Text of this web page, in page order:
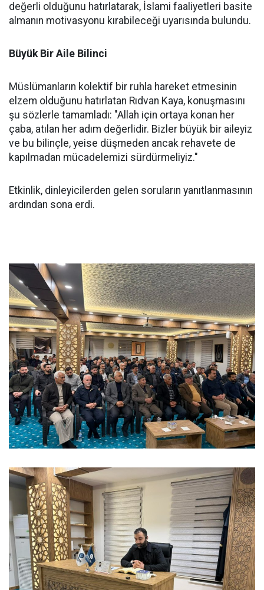
değerli olduğunu hatırlatarak, İslami faaliyetleri basite
almanın motivasyonu kırabileceği uyarısında bulundu.
Büyük Bir Aile Bilinci
Müslümanların kolektif bir ruhla hareket etmesinin
elzem olduğunu hatırlatan Rıdvan Kaya, konuşmasını
şu sözlerle tamamladı: "Allah için ortaya konan her
çaba, atılan her adım değerlidir. Bizler büyük bir aileyiz
ve bu bilinçle, yeise düşmeden ancak rehavete de
kapılmadan mücadelemizi sürdürmeliyiz."
Etkinlik, dinleyicilerden gelen soruların yanıtlanmasının
ardından sona erdi.